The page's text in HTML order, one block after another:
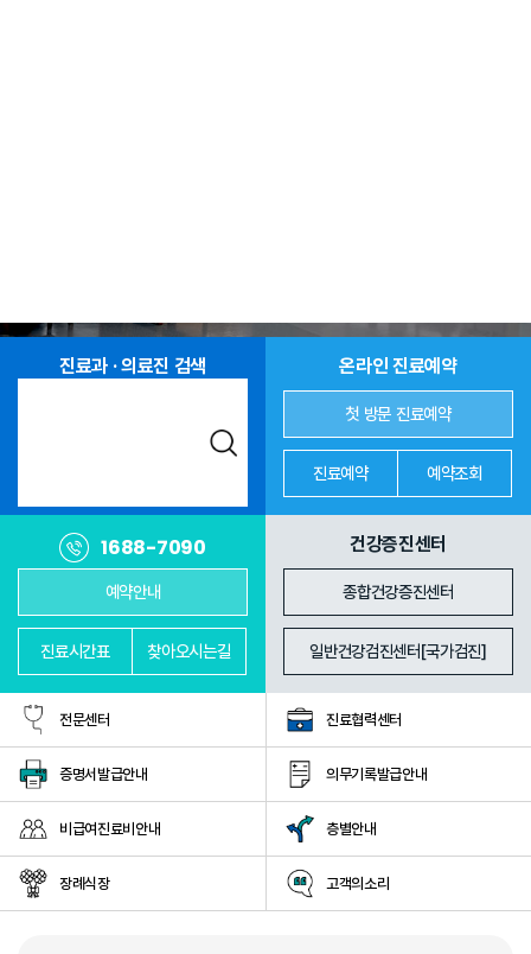
진료과 · 의료진 검색
진료과 의료진
온라인 진료예약
첫 방문 진료예약
진료예약 예약조회
1688-7090
예약안내
진료시간표 찾아오시는길
건강증진센터
종합건강증진센터
일반건강검진센터[국가검진]
전문센터 진료협력센터
증명서발급안내 의무기록발급안내
비급여진료비안내 층별안내
장례식장 고객의소리